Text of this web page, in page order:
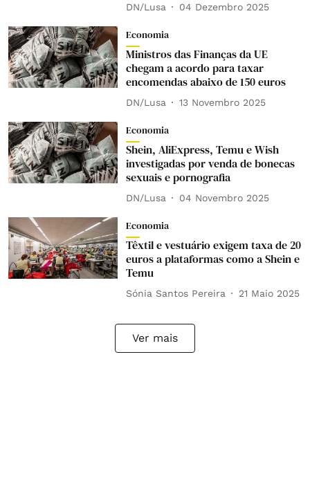
DN/Lusa 04 Dezembro 2025
Economia
Ministros das Finanças da UE
chegam a acordo para taxar
encomendas abaixo de 150 euros
DN/Lusa 13 Novembro 2025
Economia
Shein, AliExpress, Temu e Wish
investigadas por venda de bonecas
sexuais e pornografia
DN/Lusa 04 Novembro 2025
Economia
Têxtil e vestuário exigem taxa de 20
euros a plataformas como a Shein e
Temu
Sónia Santos Pereira 21 Maio 2025
Ver mais